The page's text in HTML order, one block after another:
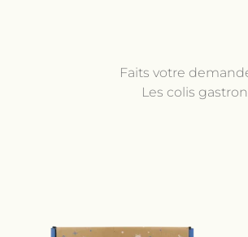
Faits votre
Les colis